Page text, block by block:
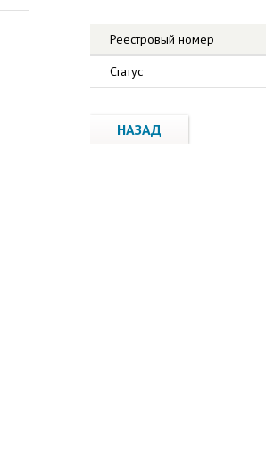
Реестровый номер
Статус
НАЗАД